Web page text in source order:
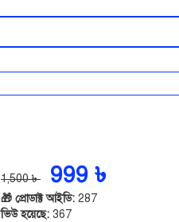
1,500 ৳ 999 ৳
🎁 প্রোডাক্ট আইডি: 287
ভিউ হয়েছে: 367